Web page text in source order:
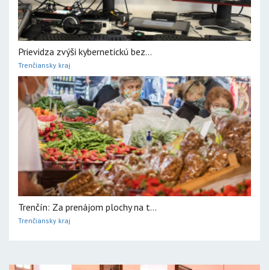
Prievidza zvýši kybernetickú bez...
Trenčiansky kraj
Trenčín: Za prenájom plochy na t...
Trenčiansky kraj